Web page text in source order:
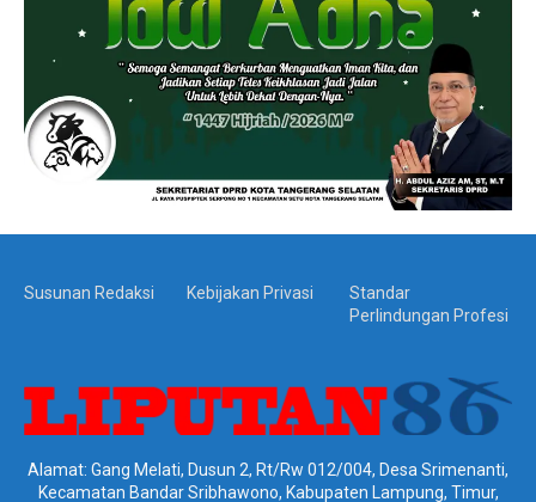
Susunan Redaksi Kebijakan Privasi
Standar
Perlindungan Profesi
Alamat: Gang Melati, Dusun 2, Rt/Rw 012/004, Desa Srimenanti,
Kecamatan Bandar Sribhawono, Kabupaten Lampung, Timur,